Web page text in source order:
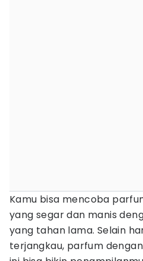
Kamu bisa mencoba
yang segar dan manis
yang tahan lama. Selain
terjangkau, parfum